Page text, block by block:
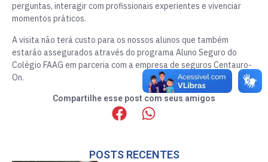
perguntas, interagir com profissionais experientes e vivenciar
momentos práticos.
A visita não terá custo para os nossos alunos que também
estarão assegurados através do programa Aluno Seguro do
Colégio FAAG em parceria com a empresa de seguros Centauro-
On.
Compartilhe esse post com seus amigos
POSTS RECENTES